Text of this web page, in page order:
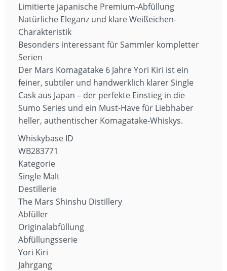
Limitierte japanische Premium-Abfüllung
Natürliche Eleganz und klare Weißeichen-
Charakteristik
Besonders interessant für Sammler kompletter
Serien
Der Mars Komagatake 6 Jahre Yori Kiri ist ein
feiner, subtiler und handwerklich klarer Single
Cask aus Japan – der perfekte Einstieg in die
Sumo Series und ein Must-Have für Liebhaber
heller, authentischer Komagatake-Whiskys.
Whiskybase ID
WB283771
Kategorie
Single Malt
Destillerie
The Mars Shinshu Distillery
Abfüller
Originalabfüllung
Abfüllungsserie
Yori Kiri
Jahrgang